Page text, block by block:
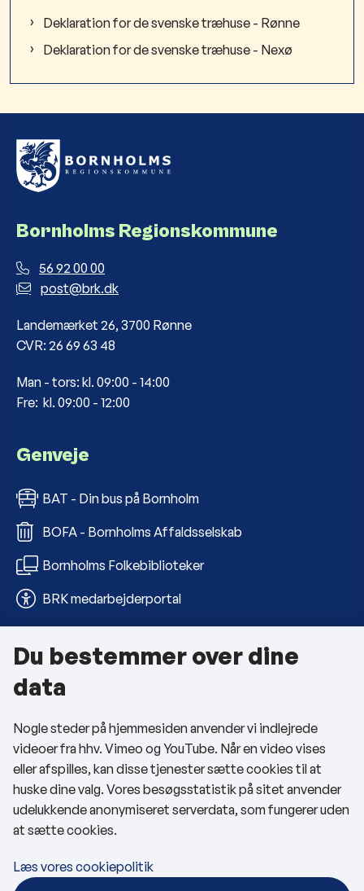
Deklaration for de svenske træhuse - Rønne
Deklaration for de svenske træhuse - Nexø
Bornholms Regionskommune
56 92 00 00
post@brk.dk
Landemærket 26, 3700 Rønne
CVR: 26 69 63 48
Man - tors: kl. 09:00 - 14:00
Fre: kl. 09:00 - 12:00
Genveje
BAT - Din bus på Bornholm
BOFA - Bornholms Affaldsselskab
Bornholms Folkebiblioteker
BRK medarbejderportal
Om kommunen
Kontakt os
Telefon- og åbningstider
Tilgængelighedserklæring
Privatlivspolitik
Cookies
Du bestemmer over dine
data
Nogle steder på hjemmesiden anvender vi indlejrede
videoer fra hhv. Vimeo og YouTube. Når en video vises
eller afspilles, kan disse tjenester sætte cookies til at
huske dine valg. Vores besøgsstatistik på sitet anvender
udelukkende anonymiseret serverdata, som fungerer uden
at sætte cookies.
Læs vores cookiepolitik